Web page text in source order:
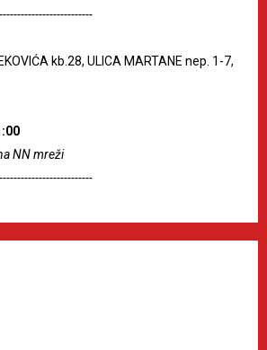
kb.28, ULICA MARTANE nep. 1-7,
NN mreži